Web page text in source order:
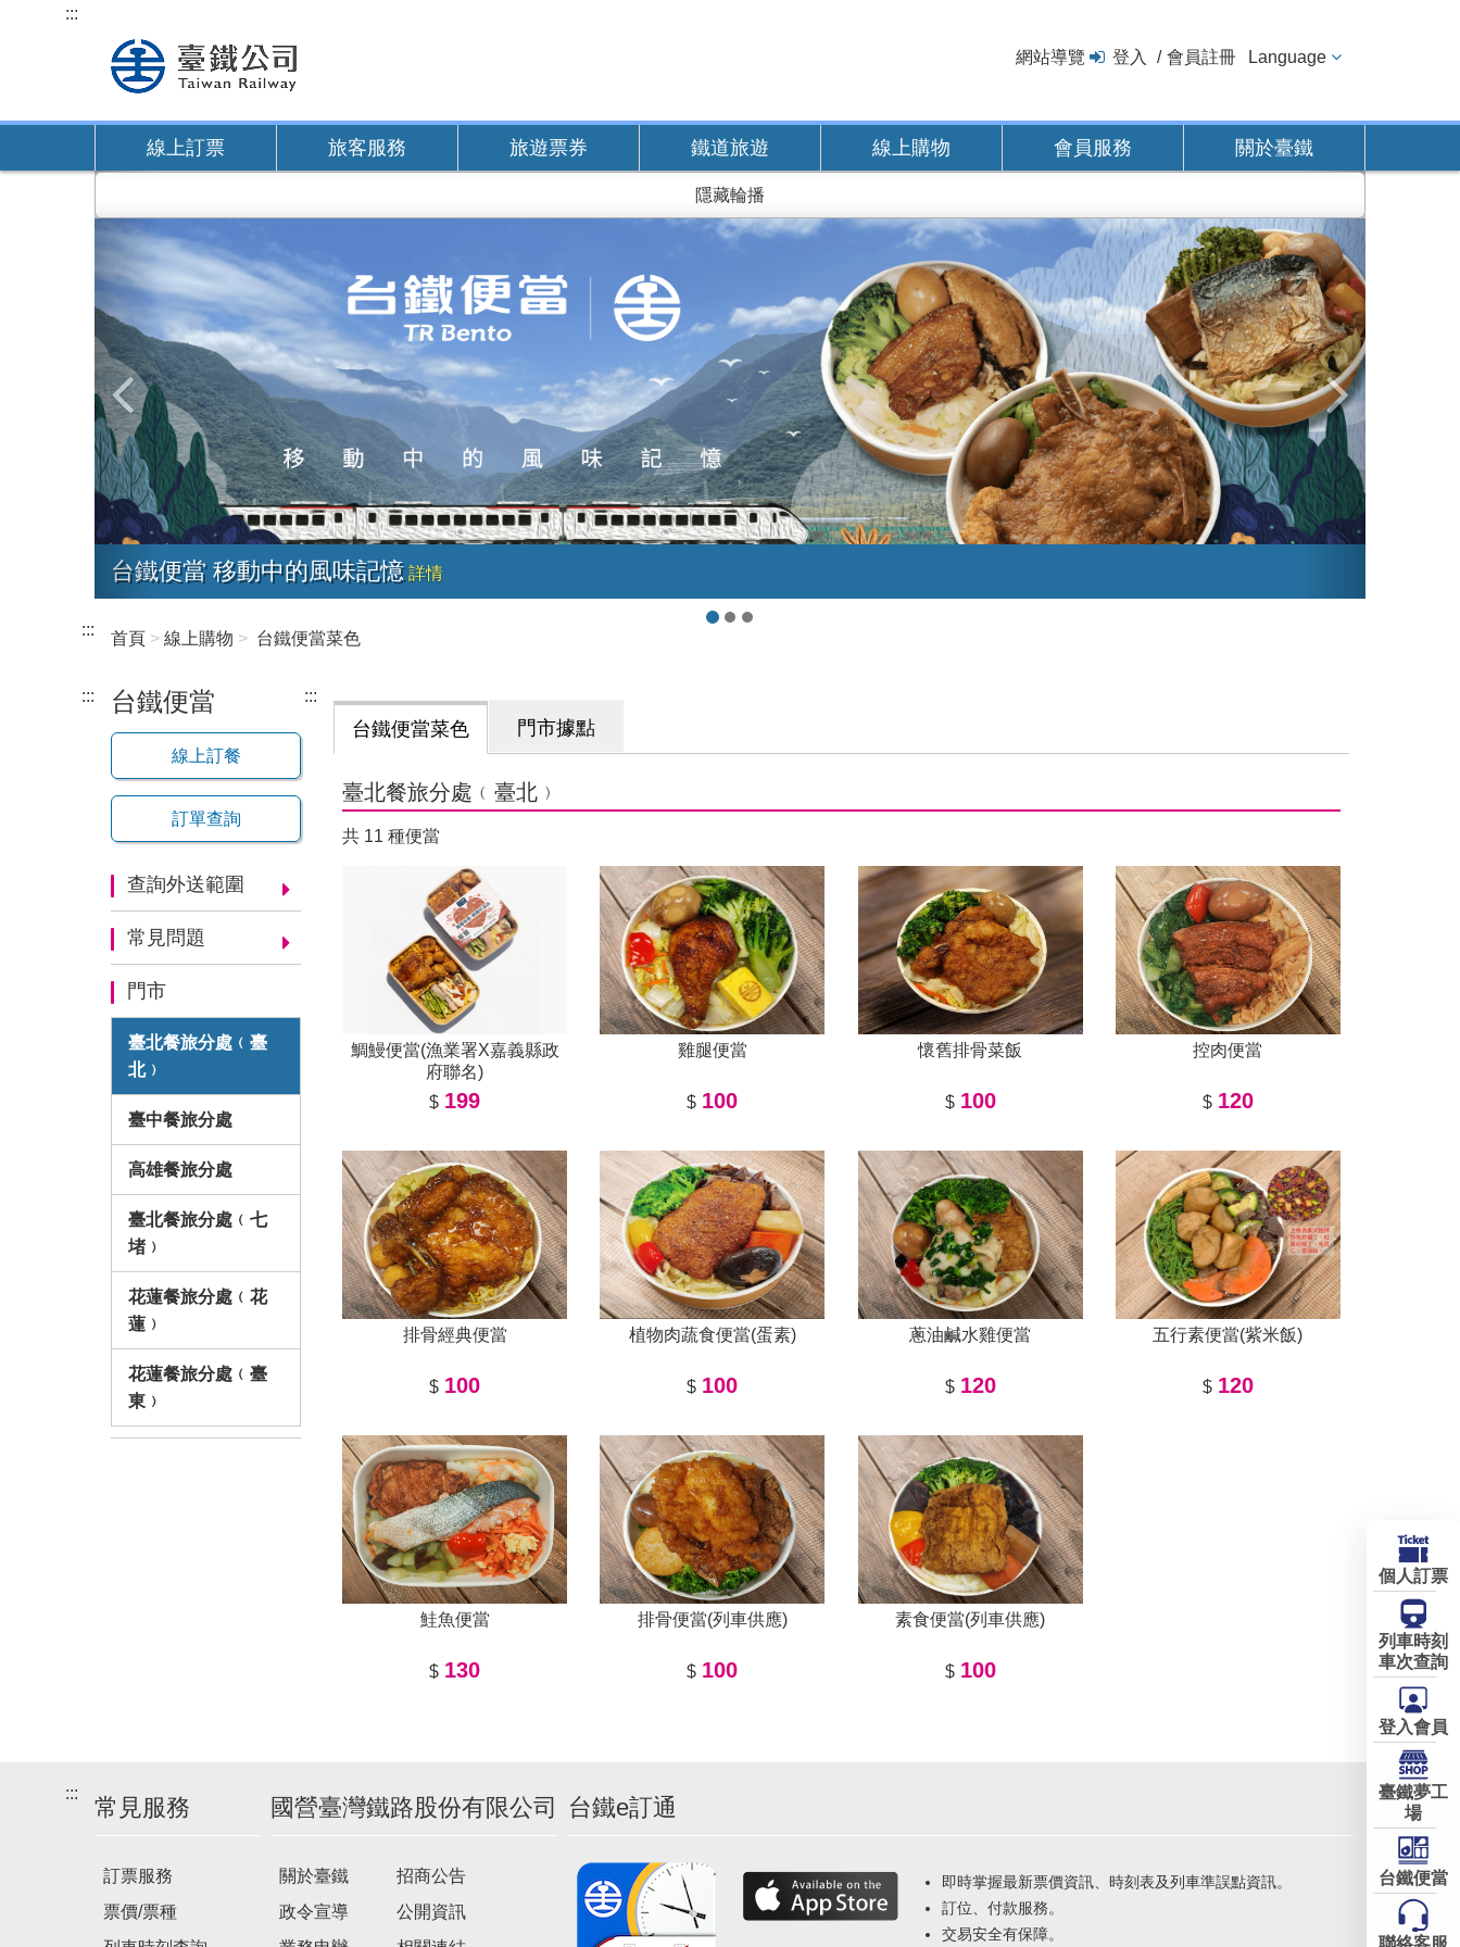
內
:::
網站導覽 登入 會員註冊 Language
線上訂票 旅客服務 旅遊票券 鐵道旅遊 線上購物 會員服務 關於臺鐵
台鐵便當 移動中的風味記憶 詳情
一
圖
片
一
張
圖
片
::: 首頁 線上購物 台鐵便當菜色
::: 台鐵便當
線上訂餐
訂單查詢
查詢外送範圍
常見問題
門市
臺北餐旅分處﹙臺
北﹚
臺中餐旅分處
高雄餐旅分處
臺北餐旅分處﹙七
堵﹚
花蓮餐旅分處﹙花
蓮﹚
花蓮餐旅分處﹙臺
東﹚
:::
台鐵便當菜色 門市據點
臺北餐旅分處﹙臺北﹚
共 11 種便當
鯛鰻便當(漁業署X嘉義縣政
府聯名)
$ 199
雞腿便當
$ 100
懷舊排骨菜飯
$ 100
控肉便當
$ 120
排骨經典便當
$ 100
植物肉蔬食便當(蛋素)
$ 100
蔥油鹹水雞便當
$ 120
五行素便當(紫米飯)
$ 120
鮭魚便當
$ 130
排骨便當(列車供應)
$ 100
素食便當(列車供應)
$ 100
:::
常見服務
訂票服務
票價/票種
國營臺灣鐵路股份有限公司
關於臺鐵
政令宣導
招商公告
公開資訊
台鐵e訂通
即時掌握最新票價資訊、時刻表及列車準誤點資訊。
訂位、付款服務。
交易安全有保障。
個人訂票
列車時刻
車次查詢
登入會員
臺鐵夢工
場
台鐵便當
聯絡客服